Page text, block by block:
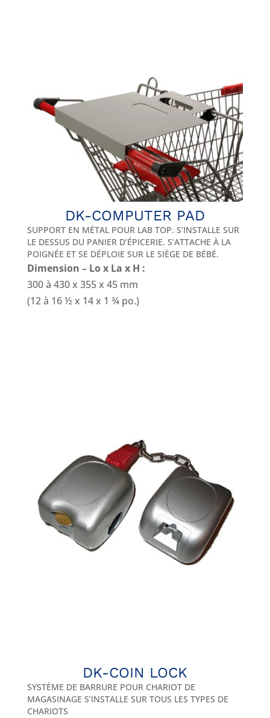
DK-COMPUTER PAD
SUPPORT EN MÉTAL POUR LAB TOP. S’INSTALLE SUR
LE DESSUS DU PANIER D’ÉPICERIE. S’ATTACHE À LA
POIGNÉE ET SE DÉPLOIE SUR LE SIÈGE DE BÉBÉ.
Dimension – Lo x La x H :
300 à 430 x 355 x 45 mm
(12 à 16 ½ x 14 x 1 ¾ po.)
DK-COIN LOCK
SYSTÈME DE BARRURE POUR CHARIOT DE
MAGASINAGE S’INSTALLE SUR TOUS LES TYPES DE
CHARIOTS